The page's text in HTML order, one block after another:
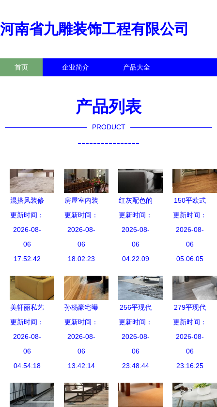
河南省九雕装饰工程有限公司
首页 企业简介 产品大全
产品列表
PRODUCT
----------------
混搭风装修
丰润室内设
计南京壹城
小区餐厅布
置效果图赏
更新时间：
2026-08-
06
17:52:42
房屋室内装
修如何省钱
7大必看装
修省钱妙招
更新时间：
2026-08-
06
18:02:23
红灰配色的
现代住宅装
修设计
更新时间：
2026-08-
06
04:22:09
150平欧式
豪华别墅豪
宅装修效果
案例 奢华
装修实景图
更新时间：
2026-08-
06
05:06:05
美轩丽私艺
术涂料 以
时尚魅力打
开未来广阔
住宅装饰市
更新时间：
2026-08-
06
04:54:18
孙杨豪宅曝
光 奢华室
内装修背后
的运动员财
富密码
更新时间：
2026-08-
06
13:42:14
256平现代
简约别墅豪
宅装修效果
案例 125㎡
别墅装修实
更新时间：
2026-08-
06
23:48:44
279平现代
简约别墅雅
居 碧桂园
裴先生豪宅
实景与设计
更新时间：
2026-08-
06
23:16:25